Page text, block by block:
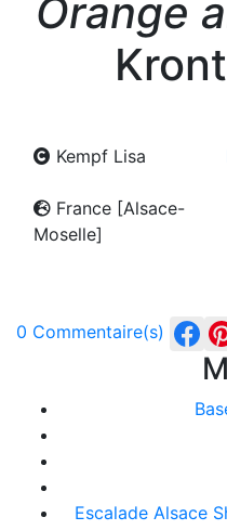
Orange
Kempf Lisa
France [Alsace-
Moselle]
0 Commentaire(s)
Escalade Alsace